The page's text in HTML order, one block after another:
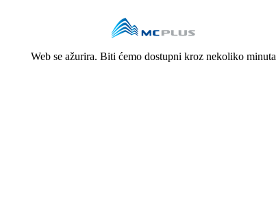
Web se ažurira. Biti ćemo dostupni kroz nekoliko minuta